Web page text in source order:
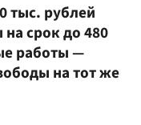
тыс. рублей
срок до 480
работы —
на тот же